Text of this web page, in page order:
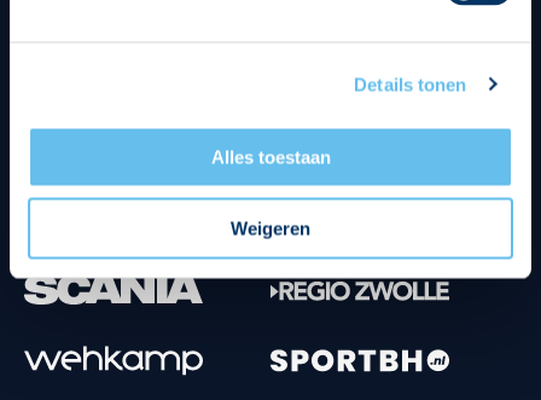
Details tonen
Alles toestaan
Weigeren